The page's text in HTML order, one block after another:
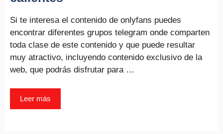
Si te interesa el contenido de onlyfans puedes
encontrar diferentes grupos telegram onde comparten
toda clase de este contenido y que puede resultar
muy atractivo, incluyendo contenido exclusivo de la
web, que podrás disfrutar para …
Leer más